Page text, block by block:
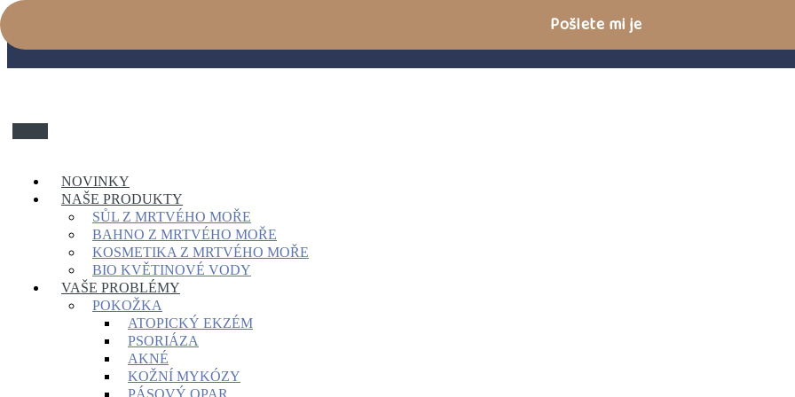
NOVINKY
NAŠE PRODUKTY
SŮL Z MRTVÉHO MOŘE
BAHNO Z MRTVÉHO MOŘE
KOSMETIKA Z MRTVÉHO MOŘE
BIO KVĚTINOVÉ VODY
VAŠE PROBLÉMY
POKOŽKA
ATOPICKÝ EKZÉM
PSORIÁZA
AKNÉ
KOŽNÍ MYKÓZY
PÁSOVÝ OPAR